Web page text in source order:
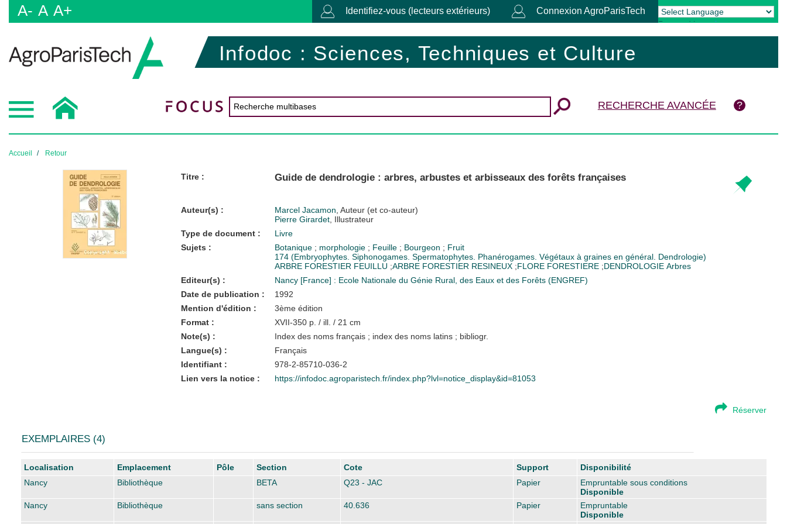
A- A A+ Identifiez-vous (lecteurs extérieurs) Connexion AgroParisTech
Powered by Translate
Infodoc : Sciences, Techniques et Culture
RECHERCHE AVANCÉE
Accueil Retour
Titre : Guide de dendrologie : arbres, arbustes et arbisseaux des forêts françaises
Auteur(s) : Marcel Jacamon , Auteur (et co-auteur)
Pierre Girardet, Illustrateur
Type de document :
Livre
Sujets :
Botanique ; morphologie ; Feuille ; Bourgeon ; Fruit
174 (Embryophytes. Siphonogames. Spermatophytes. Phanérogames. Végétaux à graines en général. Dendrologie)
ARBRE FORESTIER FEUILLU ;ARBRE FORESTIER RESINEUX ;FLORE FORESTIERE ;DENDROLOGIE Arbres
Editeur(s) :
Nancy [France] : Ecole Nationale du Génie Rural, des Eaux et des Forêts (ENGREF)
Date de publication :
1992
Mention d'édition :
3ème édition
Format :
XVII-350 p. / ill. / 21 cm
Note(s) :
Index des noms français ; index des noms latins ; bibliogr.
Langue(s) :
Français
Identifiant :
978-2-85710-036-2
Lien vers la notice :
https://infodoc.agroparistech.fr/index.php?lvl=notice_display&id=81053
Réserver
EXEMPLAIRES (4)
Liste des exemplaires
Localisation Emplacement Pôle Section Cote Support
Disponibilité
Nancy
Bibliothèque BETA Q23 - JAC Papier
Empruntable sous conditions
Disponible
Nancy
Bibliothèque sans section 40.636 Papier
Empruntable
Disponible